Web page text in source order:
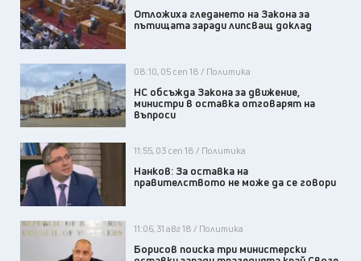
Отложиха гледането на Закона за
пътищата заради липсващ доклад
08:10, 05 сеп 18 / Политика
НС обсъжда Закона за движение,
министри в оставка отговарят на
въпроси
11:55, 03 сеп 18 / Политика
Нанков: За оставка на
правителството не може да се говори
11:06, 31 авг 18 / Политика
Борисов поиска три министерски